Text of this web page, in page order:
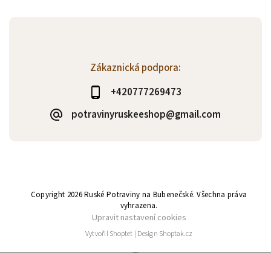
Zákaznická podpora:
+420777269473
potravinyruskeeshop@gmail.com
Copyright 2026Ruské Potraviny na Bubenečské. Všechna práva
vyhrazena.
Upravit nastavení cookies
VytvořilShoptet | Design Shoptak.cz